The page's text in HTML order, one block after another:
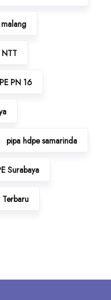
NTT
PN 16
pipa hdpe samarinda
Surabaya
Terbaru